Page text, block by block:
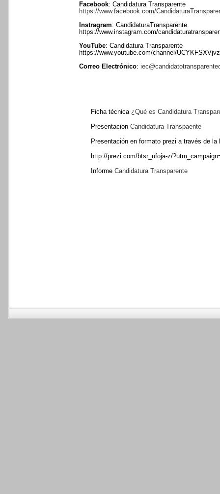
Facebook: Candidatura Transparente
https://www.facebook.com/
Instragram: CandidaturaTransparente
https://www.instagram.com/
YouTube: Candidatura Transparente
https://www.youtube.com/channel/
Correo Electrónico:
Ficha técnica ¿Qué es Candidatura
Presentación Candidatura Transpaente
Presentación en formato prezi a través de la
http://prezi.com/btsr_ufoja-z/
Informe Candidatura Transparente